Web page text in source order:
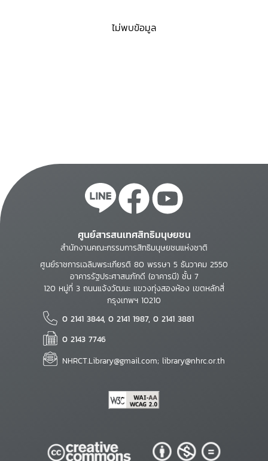
ไม่พบข้อมูล
ศูนย์สารสนเทศสิทธิมนุษยชน
สำนักงานคณะกรรมการสิทธิมนุษยชนแห่งชาติ
ศูนย์ราชการเฉลิมพระเกียรติ 80 พรรษา 5 ธันวาคม 2550
อาคารรัฐประศาสนภักดี (อาคารบี) ชั้น 7
120 หมู่ที่ 3 ถนนแจ้งวัฒนะ แขวงทุ่งสองห้อง เขตหลักสี่
กรุงเทพฯ 10210
0 2141 3844, 0 2141 1987, 0 2141 3881
0 2143 7746
NHRCT.Library@gmail.com; library@nhrc.or.th